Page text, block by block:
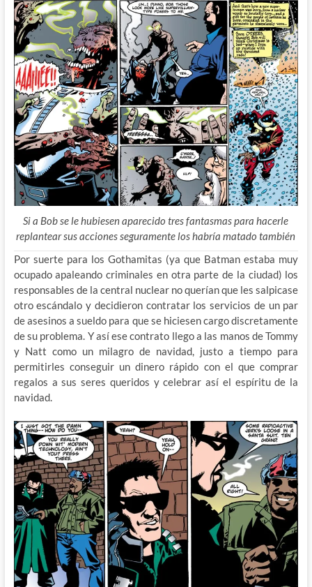
Si a Bob se le hubiesen aparecido tres fantasmas para hacerle
replantear sus acciones seguramente los habría matado también
Por suerte para los Gothamitas (ya que Batman estaba muy
ocupado apaleando criminales en otra parte de la ciudad) los
responsables de la central nuclear no querían que les salpicase
otro escándalo y decidieron contratar los servicios de un par
de asesinos a sueldo para que se hiciesen cargo discretamente
de su problema. Y así ese contrato llego a las manos de Tommy
y Natt como un milagro de navidad, justo a tiempo para
permitirles conseguir un dinero rápido con el que comprar
regalos a sus seres queridos y celebrar así el espíritu de la
navidad.